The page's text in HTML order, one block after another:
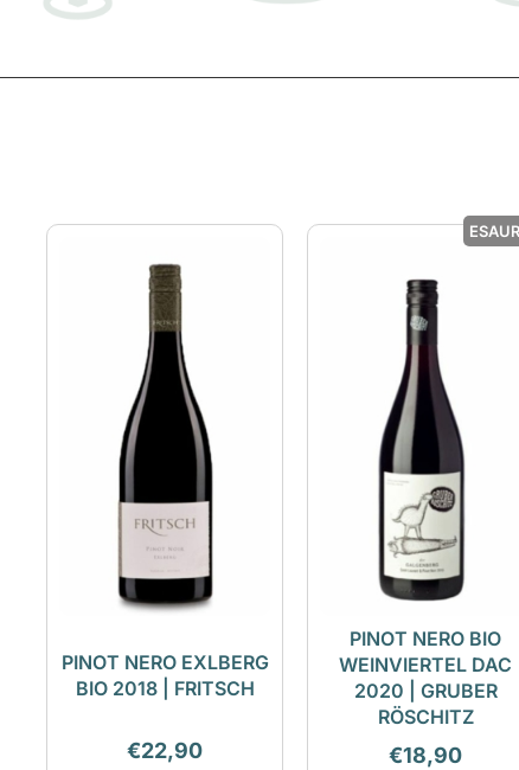
PINOT NERO EXLBERG
BIO 2018 | FRITSCH
€22,90
PINOT NERO BIO
WEINVIERTEL DAC
2020 | GRUBER
RÖSCHITZ
€18,90